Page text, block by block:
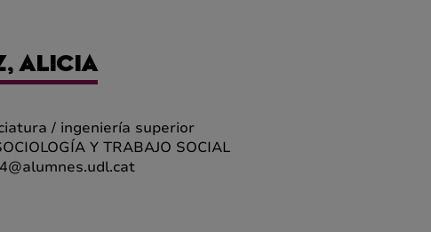
ALICIA
/ ingeniería superior
Y TRABAJO SOCIAL